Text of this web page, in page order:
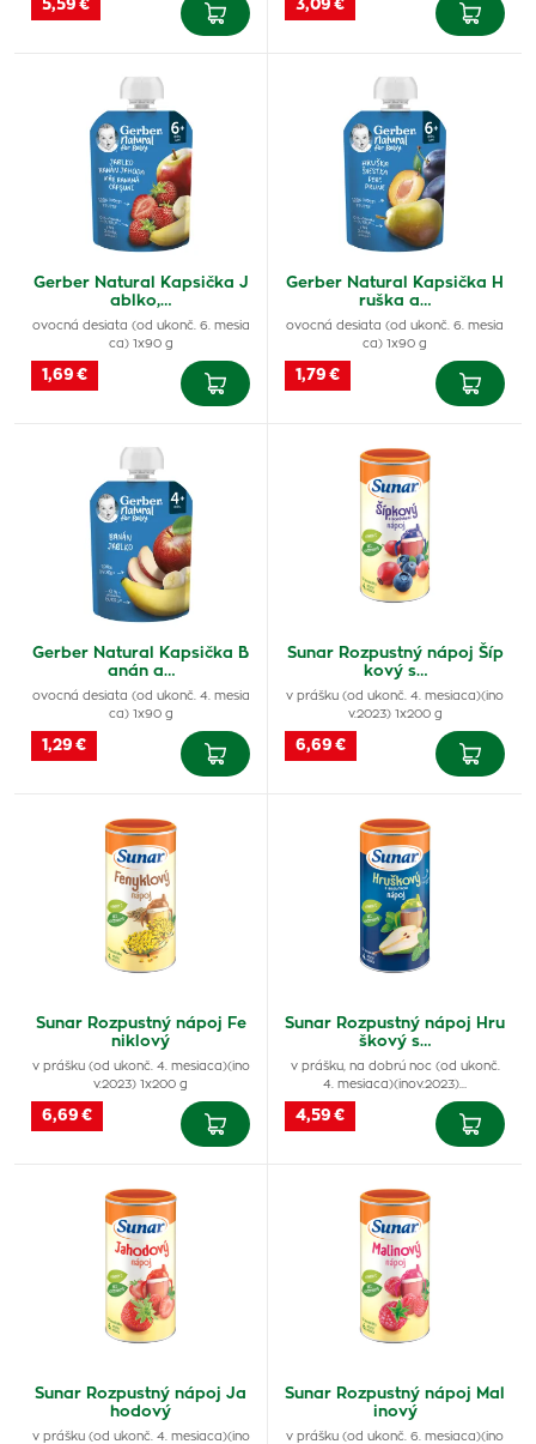
5,59 € 3,09 €
Gerber Natural Kapsička J
ablko,…
ovocná desiata (od ukonč. 6. mesia
ca) 1x90 g
1,69 €
Gerber Natural Kapsička H
ruška a…
ovocná desiata (od ukonč. 6. mesia
ca) 1x90 g
1,79 €
Gerber Natural Kapsička B
anán a…
ovocná desiata (od ukonč. 4. mesia
ca) 1x90 g
1,29 €
Sunar Rozpustný nápoj Šíp
kový s…
v prášku (od ukonč. 4. mesiaca)(ino
v.2023) 1x200 g
6,69 €
Sunar Rozpustný nápoj Fe
niklový
v prášku (od ukonč. 4. mesiaca)(ino
v.2023) 1x200 g
6,69 €
Sunar Rozpustný nápoj Hru
škový s…
v prášku, na dobrú noc (od ukonč.
4. mesiaca)(inov.2023)…
4,59 €
Sunar Rozpustný nápoj Ja
hodový
v prášku (od ukonč. 4. mesiaca)(ino
Sunar Rozpustný nápoj Mal
inový
v prášku (od ukonč. 6. mesiaca)(ino